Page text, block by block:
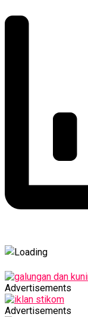
Advertisements
Advertisements